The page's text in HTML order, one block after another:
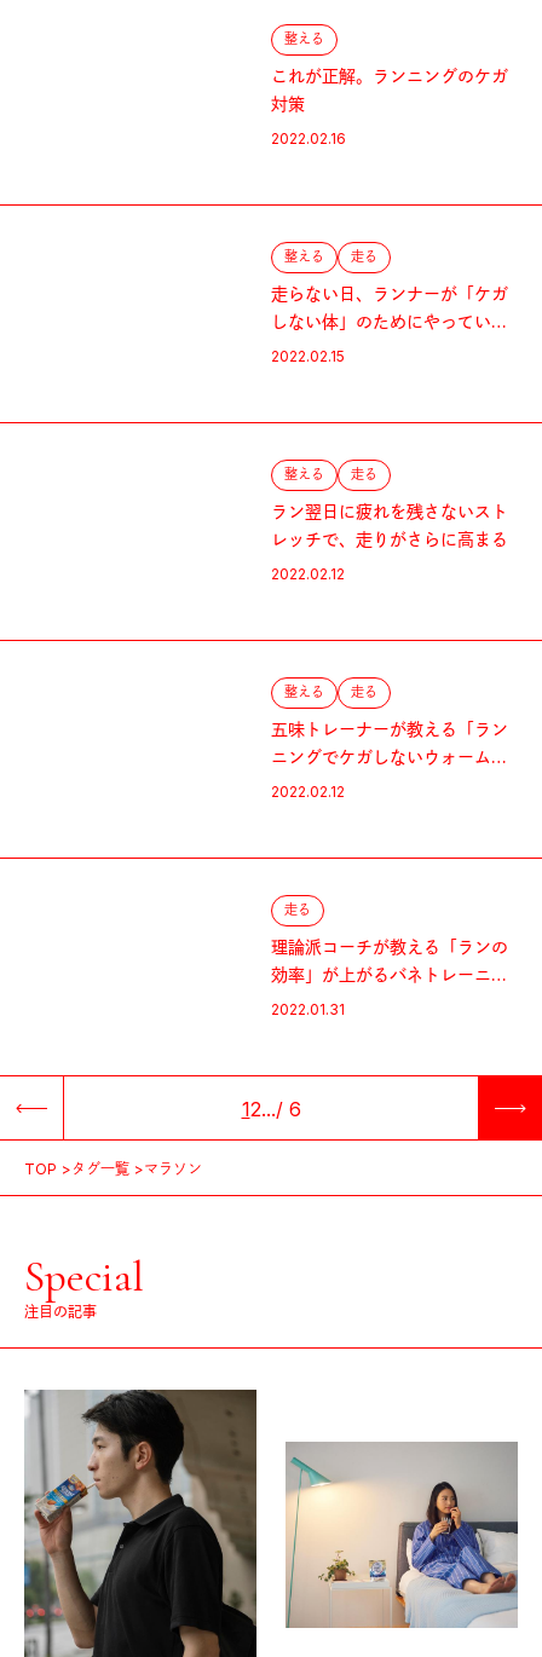
整える
これが正解。ランニングのケガ
対策
2022.02.16
整える 走る
走らない日、ランナーが「ケガ
しない体」のためにやっている
こと
2022.02.15
整える 走る
ラン翌日に疲れを残さないスト
レッチで、走りがさらに高まる
2022.02.12
整える 走る
五味トレーナーが教える「ラン
ニングでケガしないウォームア
ップ」
2022.02.12
走る
理論派コーチが教える「ランの
効率」が上がるバネトレーニン
グ
2022.01.31
12.../ 6
TOP タグ一覧 マラソン
Special
注目の記事